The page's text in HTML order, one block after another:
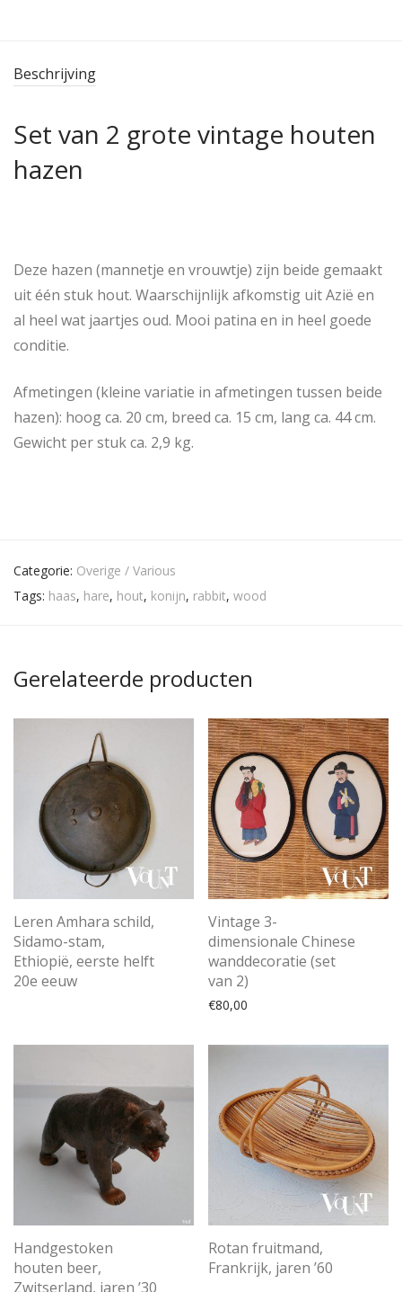
Beschrijving
Set van 2 grote vintage houten
hazen
Deze hazen (mannetje en vrouwtje) zijn beide gemaakt
uit één stuk hout. Waarschijnlijk afkomstig uit Azië en
al heel wat jaartjes oud. Mooi patina en in heel goede
conditie.
Afmetingen (kleine variatie in afmetingen tussen beide
hazen): hoog ca. 20 cm, breed ca. 15 cm, lang ca. 44 cm.
Gewicht per stuk ca. 2,9 kg.
Categorie: Overige / Various
Tags: haas, hare, hout, konijn, rabbit, wood
Gerelateerde producten
Leren Amhara schild,
Sidamo-stam,
Ethiopië, eerste helft
20e eeuw
Vintage 3-
dimensionale Chinese
wanddecoratie (set
van 2)
€80,00
Handgestoken
houten beer,
Zwitserland, jaren ’30
Rotan fruitmand,
Frankrijk, jaren ’60